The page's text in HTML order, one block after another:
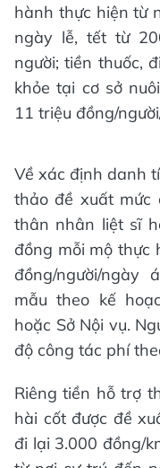
hành thực hiện từ
ngày lễ, tết từ
người; tiền thuốc,
khỏe tại cơ sở
11 triệu đồng/
Về xác định danh
thảo đề xuất mức
thân nhân liệt sĩ
đồng mỗi mộ thực
đồng/người/ngày
mẫu theo kế
hoặc Sở Nội vụ.
độ công tác phí
Riêng tiền hỗ trợ
hài cốt được đề
đi lại 3.000 đồng/